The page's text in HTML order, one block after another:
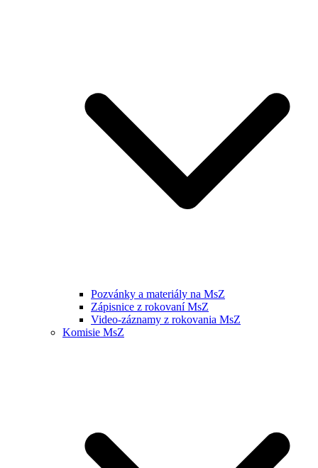
Pozvánky a materiály na MsZ
Zápisnice z rokovaní MsZ
Video-záznamy z rokovania MsZ
Komisie MsZ